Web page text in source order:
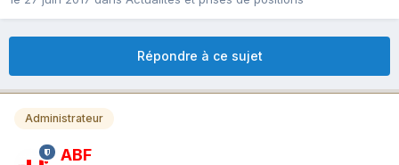
Répondre à ce sujet
Administrateur
ABF